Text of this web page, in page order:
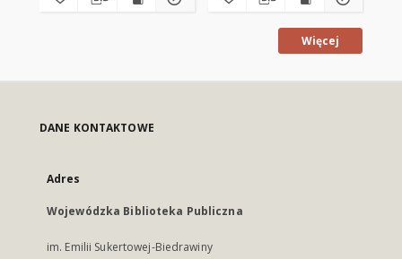
Więcej
DANE KONTAKTOWE
Adres
Wojewódzka Biblioteka Publiczna
im. Emilii Sukertowej-Biedrawiny